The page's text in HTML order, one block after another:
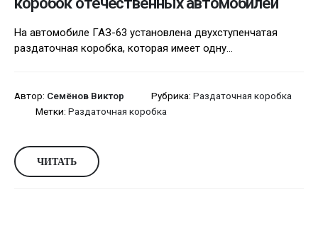
На автомобиле ГАЗ-63 установлена двухступенчатая
раздаточная коробка, которая имеет одну...
Автор: Семёнов Виктор Рубрика: Раздаточная коробка
Метки: Раздаточная коробка
ЧИТАТЬ